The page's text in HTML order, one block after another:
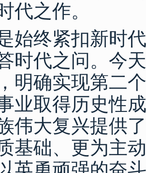
代之作。
终紧扣新时代
时代之问。今
明确实现第二
业取得历史性
伟大复兴提供
基础、更为主